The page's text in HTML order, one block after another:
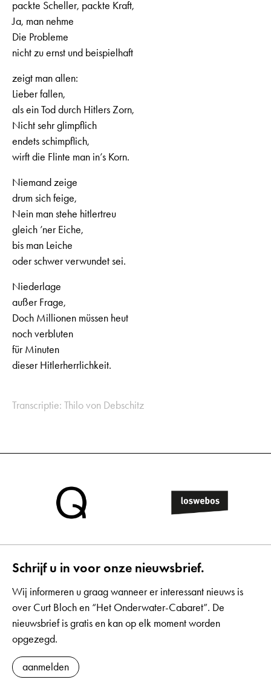
packte Scheller, packte Kraft,
Ja, man nehme
Die Probleme
nicht zu ernst und beispielhaft
zeigt man allen:
Lieber fallen,
als ein Tod durch Hitlers Zorn,
Nicht sehr glimpflich
endets schimpflich,
wirft die Flinte man in’s Korn.
Niemand zeige
drum sich feige,
Nein man stehe hitlertreu
gleich ’ner Eiche,
bis man Leiche
oder schwer verwundet sei.
Niederlage
außer Frage,
Doch Millionen müssen heut
noch verbluten
für Minuten
dieser Hitlerherrlichkeit.
Transcriptie: Thilo von Debschitz
Schrijf u in voor onze nieuwsbrief.
Wij informeren u graag wanneer er interessant nieuws is
over Curt Bloch en “Het Onderwater-Cabaret”. De
nieuwsbrief is gratis en kan op elk moment worden
opgezegd.
aanmelden